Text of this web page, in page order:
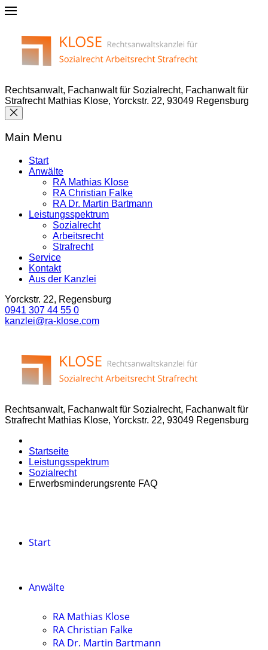
Rechtsanwalt, Fachanwalt für Sozialrecht, Fachanwalt für
Strafrecht Mathias Klose, Yorckstr. 22, 93049 Regensburg
Main Menu
Start
Anwälte
RA Mathias Klose
RA Christian Falke
RA Dr. Martin Bartmann
Leistungsspektrum
Sozialrecht
Arbeitsrecht
Strafrecht
Service
Kontakt
Aus der Kanzlei
Yorckstr. 22, Regensburg
0941 307 44 55 0
kanzlei@ra-klose.com
Rechtsanwalt, Fachanwalt für Sozialrecht, Fachanwalt für
Strafrecht Mathias Klose, Yorckstr. 22, 93049 Regensburg
Startseite
Leistungsspektrum
Sozialrecht
Erwerbsminderungsrente FAQ
Start
Anwälte
RA Mathias Klose
RA Christian Falke
RA Dr. Martin Bartmann